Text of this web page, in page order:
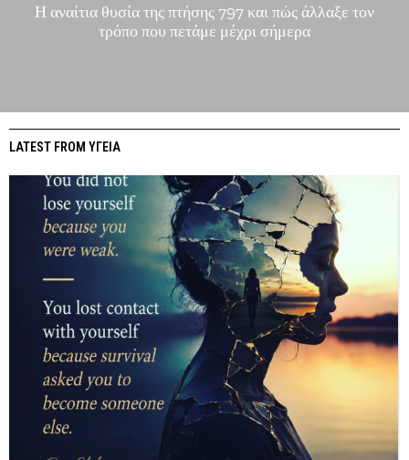
Η αναίτια θυσία της πτήσης 797 και πώς άλλαξε τον
τρόπο που πετάμε μέχρι σήμερα
LATEST FROM ΥΓΕΙΑ